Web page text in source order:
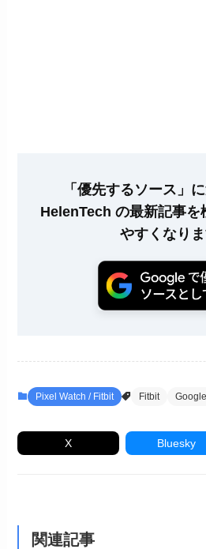
「優先するソース」
HelenTech の最新記事を
やすくなりま
Pixel Watch / Fitbit Fitbit Google
X Bluesky
関連記事